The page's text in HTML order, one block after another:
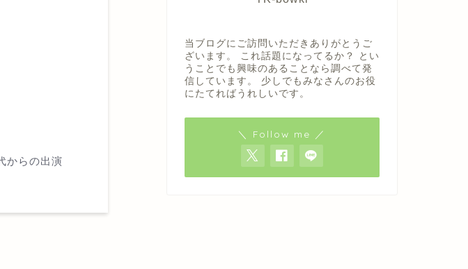
からの出演
当ブログにご訪問いただきありがとうご
ざいます。 これ話題になってるか？ とい
うことでも興味のあることなら調べて発
信しています。 少しでもみなさんのお役
にたてればうれしいです。
＼ Follow me ／